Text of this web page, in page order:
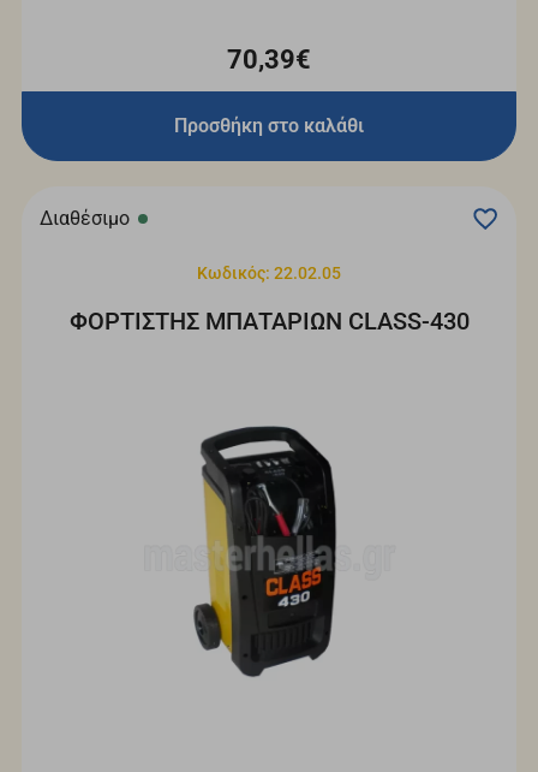
70,39€
Προσθήκη στο καλάθι
Διαθέσιμο
Κωδικός: 22.02.05
ΦΟΡΤΙΣΤΗΣ ΜΠΑΤΑΡΙΩΝ CLASS-430